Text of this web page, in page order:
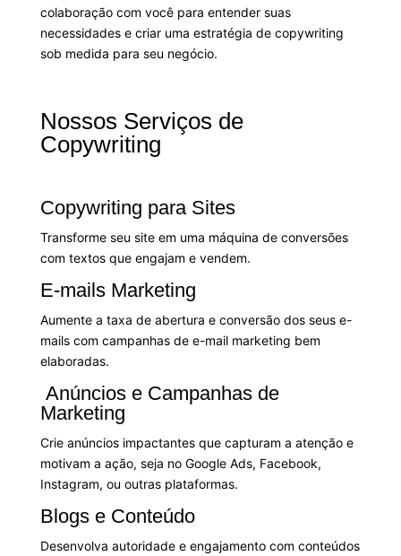
colaboração com você para entender suas
necessidades e criar uma estratégia de copywriting
sob medida para seu negócio.
Nossos Serviços de
Copywriting
Copywriting para Sites
Transforme seu site em uma máquina de conversões
com textos que engajam e vendem.
E-mails Marketing
Aumente a taxa de abertura e conversão dos seus e-
mails com campanhas de e-mail marketing bem
elaboradas.
Anúncios e Campanhas de
Marketing
Crie anúncios impactantes que capturam a atenção e
motivam a ação, seja no Google Ads, Facebook,
Instagram, ou outras plataformas.
Blogs e Conteúdo
Desenvolva autoridade e engajamento com conteúdos